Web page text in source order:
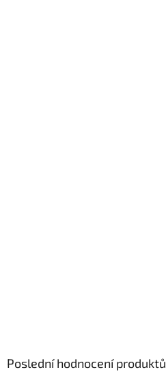
Poslední hodnocení produktů